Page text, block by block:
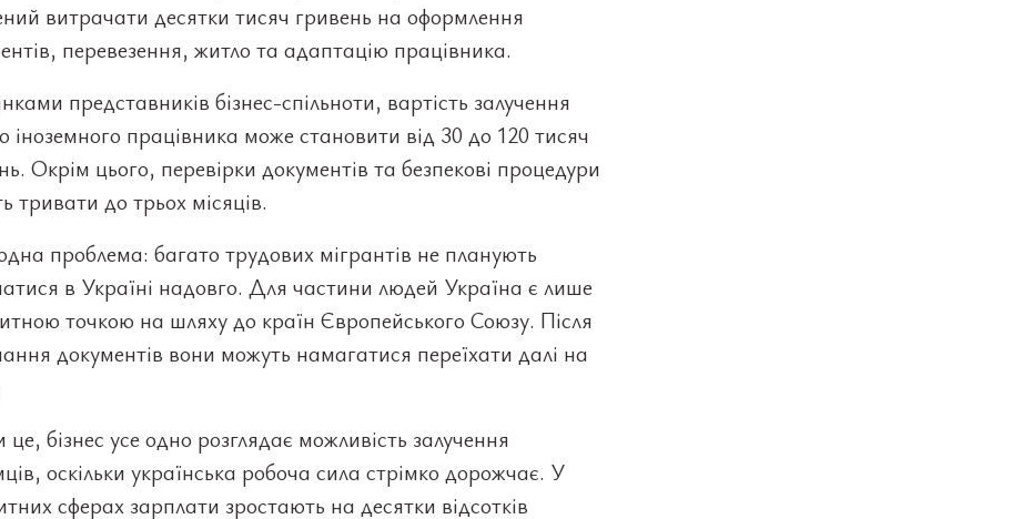
витрачати десятки тисяч гривень на оформлення
перевезення, житло та адаптацію працівника.
представників бізнес-спільноти, вартість залучення
іноземного працівника може становити від 30 до 120 тисяч
Окрім цього, перевірки документів та безпекові процедури
тривати до трьох місяців.
проблема: багато трудових мігрантів не планують
в Україні надовго. Для частини людей Україна є лише
точкою на шляху до країн Європейського Союзу. Після
документів вони можуть намагатися переїхати далі на
бізнес усе одно розглядає можливість залучення
оскільки українська робоча сила стрімко дорожчає. У
сферах зарплати зростають на десятки відсотків